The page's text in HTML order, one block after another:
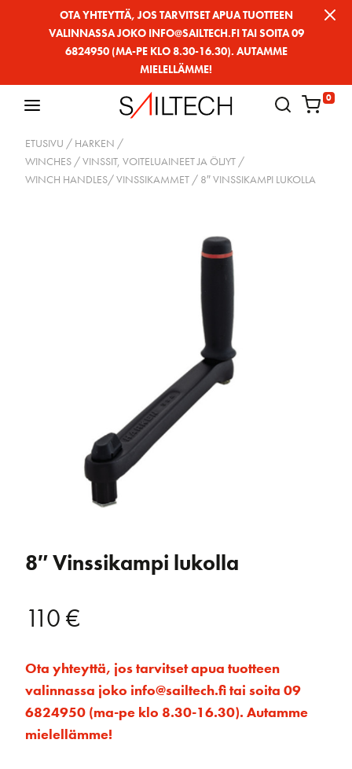
OTA YHTEYTTÄ, JOS TARVITSET APUA TUOTTEEN
VALINNASSA JOKO INFO@SAILTECH.FI TAI SOITA 09
6824950 (MA-PE KLO 8.30-16.30). AUTAMME
MIELELLÄMME!
0
ETUSIVU / HARKEN /
WINCHES / VINSSIT, VOITELUAINEET JA ÖLJYT /
WINCH HANDLES/ VINSSIKAMMET / 8″ VINSSIKAMPI LUKOLLA
8″ Vinssikampi lukolla
110€
Ota yhteyttä, jos tarvitset apua tuotteen
valinnassa joko info@sailtech.fi tai soita 09
6824950 (ma-pe klo 8.30-16.30). Autamme
mielellämme!